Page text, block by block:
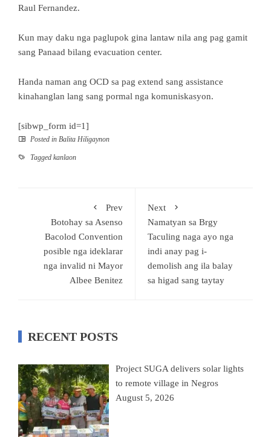
Raul Fernandez.
Kun may daku nga paglupok gina lantaw nila ang pag gamit
sang Panaad bilang evacuation center.
Handa naman ang OCD sa pag extend sang assistance
kinahanglan lang sang pormal nga komuniskasyon.
[sibwp_form id=1]
Posted in Balita Hiligaynon
Tagged kanlaon
Prev
Botohay sa Asenso
Bacolod Convention
posible nga ideklarar
nga invalid ni Mayor
Albee Benitez
Next
Namatyan sa Brgy
Taculing naga ayo nga
indi anay pag i-
demolish ang ila balay
sa higad sang taytay
RECENT POSTS
Project SUGA delivers solar lights
to remote village in Negros
August 5, 2026